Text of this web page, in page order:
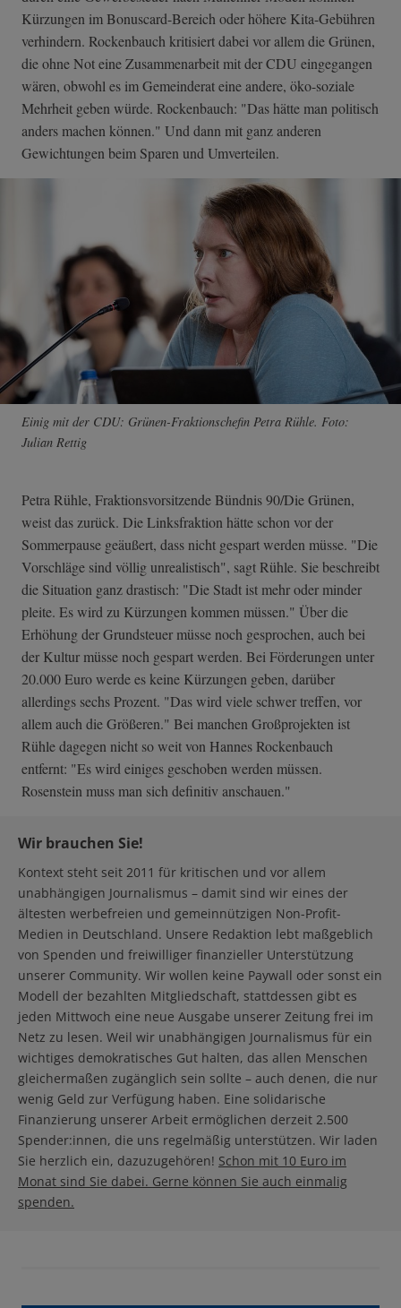
Kürzungen im Bonuscard-Bereich oder höhere Kita-Gebühren
verhindern. Rockenbauch kritisiert dabei vor allem die Grünen,
die ohne Not eine Zusammenarbeit mit der CDU eingegangen
wären, obwohl es im Gemeinderat eine andere, öko-soziale
Mehrheit geben würde. Rockenbauch: "Das hätte man politisch
anders machen können." Und dann mit ganz anderen
Gewichtungen beim Sparen und Umverteilen.
Einig mit der CDU: Grünen-Fraktionschefin Petra Rühle. Foto:
Julian Rettig
Petra Rühle, Fraktionsvorsitzende Bündnis 90/Die Grünen,
weist das zurück. Die Linksfraktion hätte schon vor der
Sommerpause geäußert, dass nicht gespart werden müsse. "Die
Vorschläge sind völlig unrealistisch", sagt Rühle. Sie beschreibt
die Situation ganz drastisch: "Die Stadt ist mehr oder minder
pleite. Es wird zu Kürzungen kommen müssen." Über die
Erhöhung der Grundsteuer müsse noch gesprochen, auch bei
der Kultur müsse noch gespart werden. Bei Förderungen unter
20.000 Euro werde es keine Kürzungen geben, darüber
allerdings sechs Prozent. "Das wird viele schwer treffen, vor
allem auch die Größeren." Bei manchen Großprojekten ist
Rühle dagegen nicht so weit von Hannes Rockenbauch
entfernt: "Es wird einiges geschoben werden müssen.
Rosenstein muss man sich definitiv anschauen."
Wir brauchen Sie!
Kontext steht seit 2011 für kritischen und vor allem
unabhängigen Journalismus – damit sind wir eines der
ältesten werbefreien und gemeinnützigen Non-Profit-
Medien in Deutschland. Unsere Redaktion lebt maßgeblich
von Spenden und freiwilliger finanzieller Unterstützung
unserer Community. Wir wollen keine Paywall oder sonst ein
Modell der bezahlten Mitgliedschaft, stattdessen gibt es
jeden Mittwoch eine neue Ausgabe unserer Zeitung frei im
Netz zu lesen. Weil wir unabhängigen Journalismus für ein
wichtiges demokratisches Gut halten, das allen Menschen
gleichermaßen zugänglich sein sollte – auch denen, die nur
wenig Geld zur Verfügung haben. Eine solidarische
Finanzierung unserer Arbeit ermöglichen derzeit 2.500
Spender:innen, die uns regelmäßig unterstützen. Wir laden
Sie herzlich ein, dazuzugehören! Schon mit 10 Euro im
Monat sind Sie dabei. Gerne können Sie auch einmalig
spenden.